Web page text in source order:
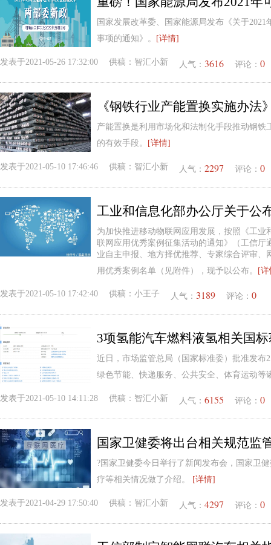
国家发展改革委、国家能源局发布《关于
事项的通知》。
[详情]
发表于2021-05-26 17:32:00 供稿： 智汇小新 人气： 3616 评论： 0
《钢铁行业产能置换实施办法
产能置换是利用市场化和法制化手段推动钢
的有效手段。
[详情]
发表于2021-05-10 17:46:46 供稿： 智汇小新 人气： 2297 评论： 0
为加快推进移动物联网应用发展，按照《工
联网应用优秀案例征集活动的通知》（工信厅
业自主申报、地方择优推荐、专家综合评审
用优秀案例名单（见附件），现予以公布。
[
发表于2021-05-10 17:42:40 供稿： 小王子 人气： 3189 评论： 0
3项氢能汽车燃料液氢相关国
近日，市场监管总局（国家标准委）批准发布
绿色节能、快递服务、公共安全、体育运动等
发表于2021-05-10 14:11:28 供稿： 智汇小新 人气： 6155 评论： 0
国家卫健委将出台相关规范监
?国家卫健委今日举行了新闻发布会，国家卫
疗等相关情况做了介绍。
[详情]
发表于2021-04-29 17:50:40 供稿： 智汇小新 人气： 4297 评论： 0